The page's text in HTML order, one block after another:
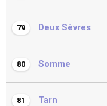
79 Deux Sèvres
80 Somme
81 Tarn